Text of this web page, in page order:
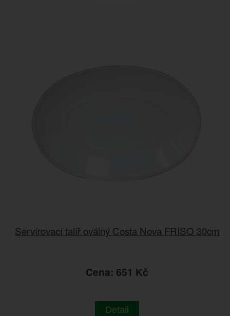
Servírovací talíř oválný Costa Nova FRISO 30cm
Cena: 651 Kč
Detail